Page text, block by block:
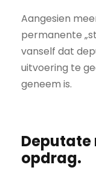
Aangesien
permanente
vanself dat
uitvoering te
geneem is.
Deputate
opdrag.